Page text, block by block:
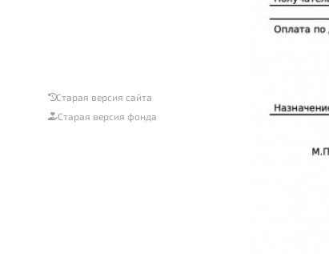
Старая версия сайта
Старая версия фонда